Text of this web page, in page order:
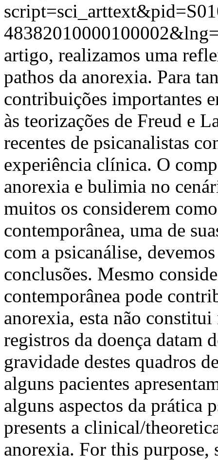
artigo, realizamos uma
pathos da anorexia. Para
contribuições importantes
às teorizações de Freud e
recentes de psicanalistas
experiência clínica. O
anorexia e bulimia no
muitos os considerem
contemporânea, uma de
com a psicanálise,
conclusões. Mesmo
contemporânea pode
anorexia, esta não
registros da doença datam
gravidade destes quadros
alguns pacientes
alguns aspectos da
presents a clinical/
anorexia. For this